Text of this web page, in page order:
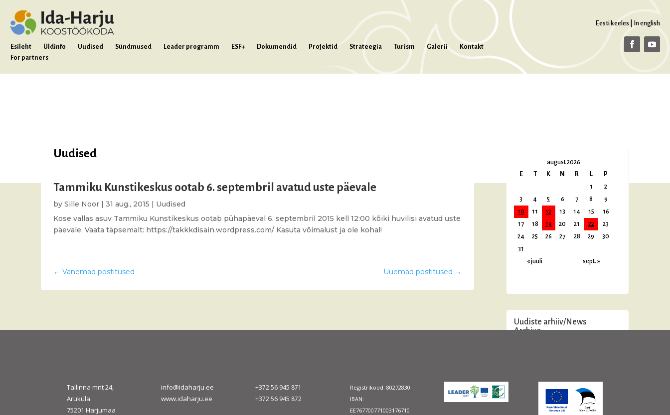
Esileht Üldinfo Uudised Sündmused Leader programm ESF+ Dokumendid Projektid Strateegia Turism Galerii
Kontakt
For partners
Eesti keeles In english
Uudised
Tammiku Kunstikeskus ootab 6. septembril avatud uste päevale
by Sille Noor | 31 aug., 2015 | Uudised
Kose vallas asuv Tammiku Kunstikeskus ootab pühapäeval 6. septembril 2015 kell 12:00 kõiki huvilisi avatud uste
päevale. Vaata täpsemalt: https://takkkdisain.wordpress.com/ Kasuta võimalust ja ole kohal!
← Vanemad postitused Uuemad postitused →
august 2026
E
T K N R L
P
1
2
3
4 5 6 7 8
9
10
11 12 13 14 15
16
17
18 19 20 21 22
23
24
25 26 27 28 29
30
31
« juuli
sept. »
Uudiste arhiiv/News
Archive
veebruar 2026(2)
jaanuar 2026(3)
Tallinna mnt 24,
Aruküla
75201 Harjumaa
info@idaharju.ee
www.idaharju.ee
+372 56 945 871
+372 56 945 872
Registrikood: 80272830
IBAN:
EE767700771003176710